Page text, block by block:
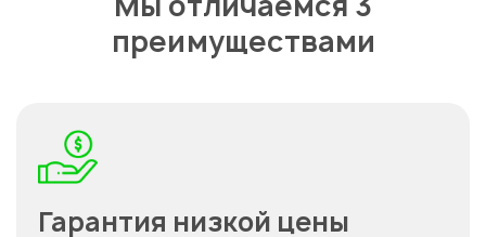
преимуществами
Гарантия низкой цены